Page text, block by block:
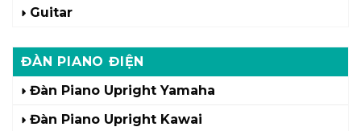
Guitar
ĐÀN PIANO ĐIỆN
Đàn Piano Upright Yamaha
Đàn Piano Upright Kawai